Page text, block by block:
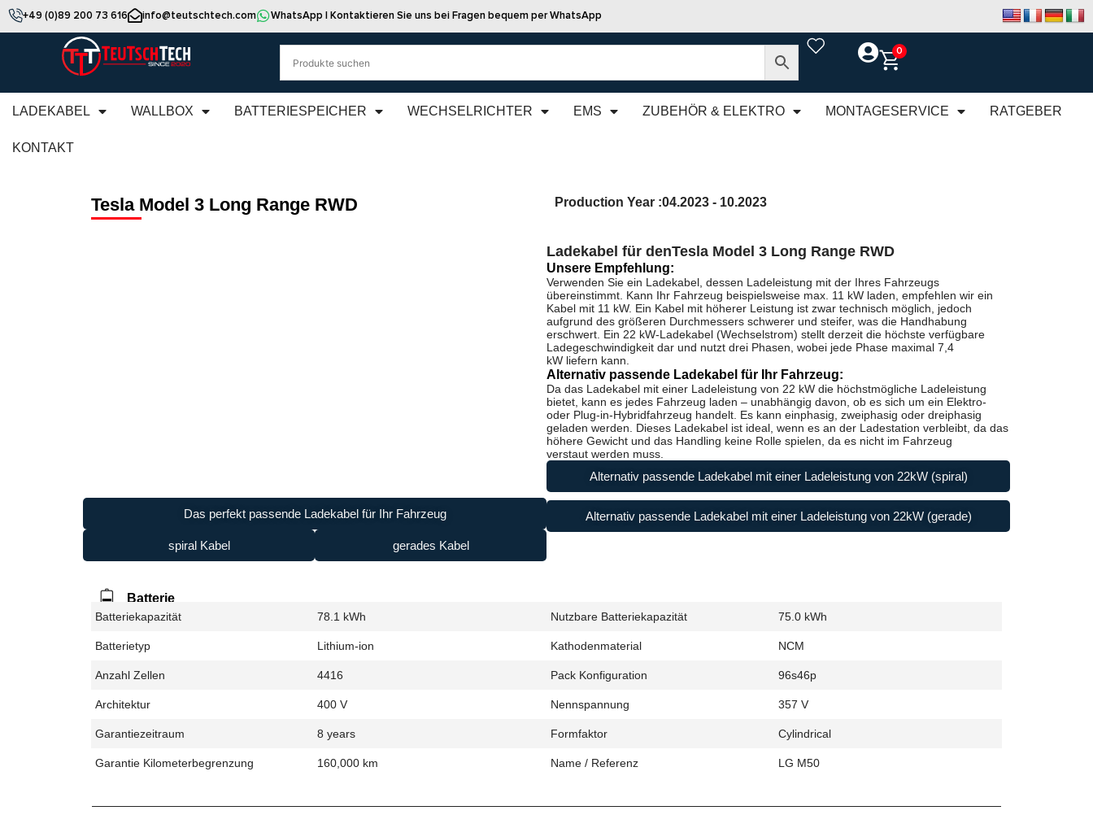
+49 (0)89 200 73 616 info@teutschtech.com WhatsApp | Kontaktieren Sie uns bei Fragen bequem per WhatsApp
0
LADEKABEL WALLBOX BATTERIESPEICHER WECHSELRICHTER EMS ZUBEHÖR & ELEKTRO MONTAGESERVICE RATGEBER
KONTAKT
Tesla Model 3 Long Range RWD Production Year :04.2023 - 10.2023
Das perfekt passende Ladekabel für Ihr Fahrzeug
spiral Kabel gerades Kabel
Ladekabel für denTesla Model 3 Long Range RWD
Unsere Empfehlung:
Verwenden Sie ein Ladekabel, dessen Ladeleistung mit der Ihres Fahrzeugs
übereinstimmt. Kann Ihr Fahrzeug beispielsweise max. 11 kW laden, empfehlen wir ein
Kabel mit 11 kW. Ein Kabel mit höherer Leistung ist zwar technisch möglich, jedoch
aufgrund des größeren Durchmessers schwerer und steifer, was die Handhabung
erschwert. Ein 22 kW-Ladekabel (Wechselstrom) stellt derzeit die höchste verfügbare
Ladegeschwindigkeit dar und nutzt drei Phasen, wobei jede Phase maximal 7,4
kW liefern kann.
Alternativ passende Ladekabel für Ihr Fahrzeug:
Da das Ladekabel mit einer Ladeleistung von 22 kW die höchstmögliche Ladeleistung
bietet, kann es jedes Fahrzeug laden – unabhängig davon, ob es sich um ein Elektro-
oder Plug-in-Hybridfahrzeug handelt. Es kann einphasig, zweiphasig oder dreiphasig
geladen werden. Dieses Ladekabel ist ideal, wenn es an der Ladestation verbleibt, da das
höhere Gewicht und das Handling keine Rolle spielen, da es nicht im Fahrzeug
verstaut werden muss.
Alternativ passende Ladekabel mit einer Ladeleistung von 22kW (spiral)
Alternativ passende Ladekabel mit einer Ladeleistung von 22kW (gerade)
Batterie
Batteriekapazität 78.1 kWh
Batterietyp Lithium-ion
Anzahl Zellen 4416
Architektur 400 V
Garantiezeitraum 8 years
Garantie Kilometerbegrenzung 160,000 km
Nutzbare Batteriekapazität 75.0 kWh
Kathodenmaterial NCM
Pack Konfiguration 96s46p
Nennspannung 357 V
Formfaktor Cylindrical
Name / Referenz LG M50